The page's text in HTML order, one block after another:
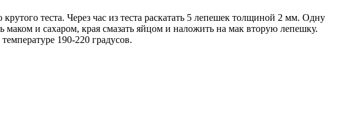
теста. Через час из теста раскатать 5 лепешек толщиной 2 мм. Одну
и сахаром, края смазать яйцом и наложить на мак вторую лепешку.
190-220 градусов.